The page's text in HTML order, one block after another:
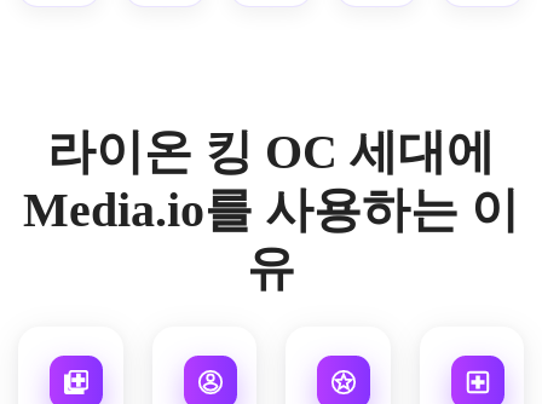
어 보
털,
부드
붉은
력이
풍부
랑스
만들
어보
세요.
따뜻
라이
한 사
자
OC를
디자
세요.
공기
끗한
시트
를 만
듭니
다.
조화
한 파
미묘
한 모
시,
만 외
로운
라이온 킹 OC 세대에
Media.io를 사용하는 이
유